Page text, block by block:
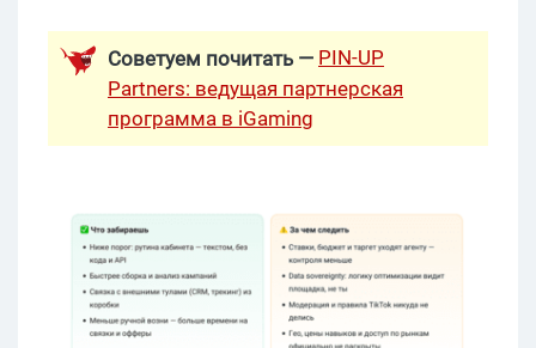
Советуем почитать — PIN-UP
Partners: ведущая партнерская
программа в iGaming